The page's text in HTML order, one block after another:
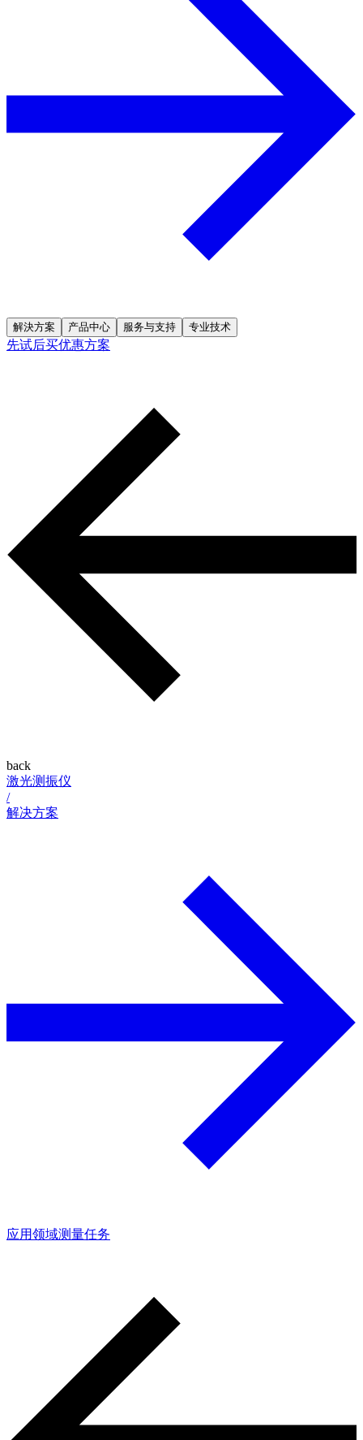
解決方案 产品中心 服务与支持 专业技术
先试后买优惠方案
back
激光测振仪
/
解决方案
应用领域测量任务